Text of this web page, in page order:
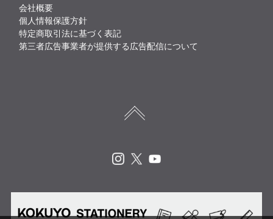
会社概要
個人情報保護方針
特定商取引法に基づく表記
第三者広告事業者が提供する広告配信について